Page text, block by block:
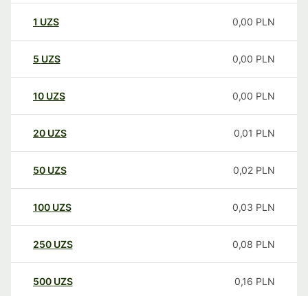
1 UZS 0,00 PLN
5 UZS 0,00 PLN
10 UZS 0,00 PLN
20 UZS 0,01 PLN
50 UZS 0,02 PLN
100 UZS 0,03 PLN
250 UZS 0,08 PLN
500 UZS 0,16 PLN